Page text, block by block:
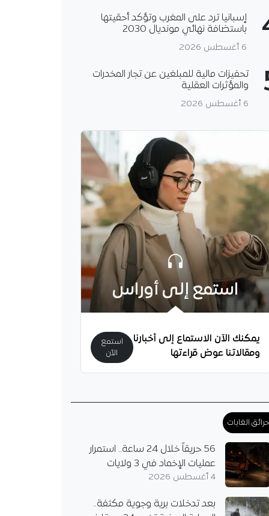
وتركيا وباكستان
مكة للدفاع
مكة للدفاع المشترك
إسبانيا ترد على المغرب وتؤكد أحقيتها
باستضافة نهائي مونديال 2030
6 أغسطس 2026
تحفيزات مالية للمبلغين عن تجار المخدرات
والمؤثرات العقلية
6 أغسطس 2026
استمع إلى أوراس
يمكنك الآن الاستماع إلى أخبارنا
ومقالاتنا عوض قراءتها
استمع
الآن
الغابات
56 حريقاً خلال 24 ساعة.. استمرار
عمليات الإخماد في 3 ولايات
4 أغسطس 2026
بعد تدخلات برية وجوية مكثفة..